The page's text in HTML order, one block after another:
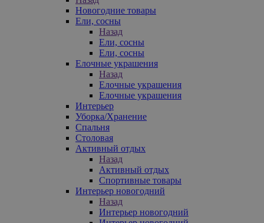
Новогодние товары
Ели, сосны
Назад
Ели, сосны
Ели, сосны
Елочные украшения
Назад
Елочные украшения
Елочные украшения
Интерьер
Уборка/Хранение
Спальня
Столовая
Активный отдых
Назад
Активный отдых
Спортивные товары
Интерьер новогодний
Назад
Интерьер новогодний